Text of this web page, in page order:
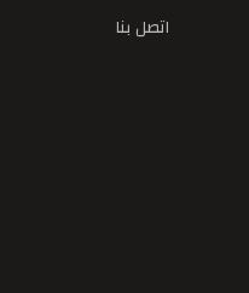
اتصل بنا